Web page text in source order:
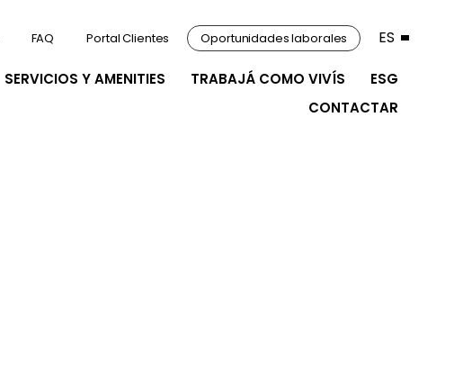
SERVICIOS Y AMENITIES TRABAJÁ COMO VIVÍS
ESG
CONTACTAR
FAQ Portal Clientes Oportunidades laborales ES